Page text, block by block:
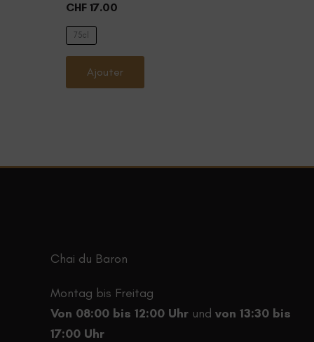
CHF17.00
75cl
Ajouter
Ce
page
Chai du Baron
Montag bis Freitag
Von 08:00 bis 12:00 Uhr und von 13:30 bis
17:00 Uhr